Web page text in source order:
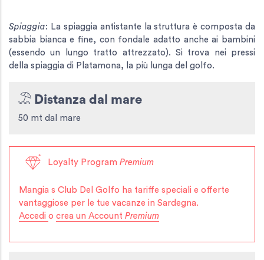
Spiaggia: La spiaggia antistante la struttura è composta da
sabbia bianca e fine, con fondale adatto anche ai bambini
(essendo un lungo tratto attrezzato). Si trova nei pressi
della spiaggia di Platamona, la più lunga del golfo.
Distanza dal mare
50 mt dal mare
Loyalty ProgramPremium
Mangia s Club Del Golfo ha tariffe speciali e offerte
vantaggiose per le tue vacanze in Sardegna.
Accedi o crea un Account Premium